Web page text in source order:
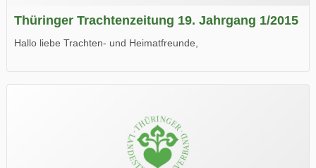
Thüringer Trachtenzeitung 19. Jahrgang 1/2015
Hallo liebe Trachten- und Heimatfreunde,
Wir wünschen Euch viel Spaß beim Lesen.